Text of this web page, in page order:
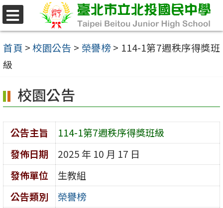
跳
至
主
要
容
區
首頁 >校園公告 > 榮譽榜 > 114-1第7週秩序得獎班
級
校園公告
公告主旨
114-1第7週秩序得獎班級
發佈日期
2025 年 10 月 17 日
發佈單位
生教組
公告類別
榮譽榜
選
單